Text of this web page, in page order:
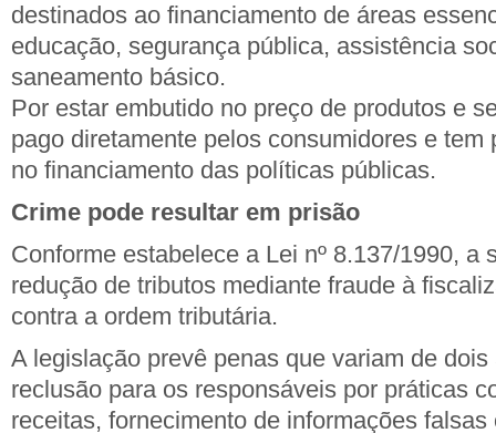
destinados ao financiamento de áreas
educação, segurança pública, assistência
saneamento básico.
Por estar embutido no preço de produtos e
pago diretamente pelos consumidores e tem
no financiamento das políticas públicas.
Crime pode resultar em prisão
Conforme estabelece a Lei nº 8.137/1990, a
redução de tributos mediante fraude à
contra a ordem tributária.
A legislação prevê penas que variam de
reclusão para os responsáveis por práticas
receitas, fornecimento de informações